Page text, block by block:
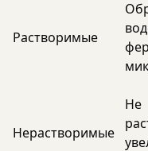
Растворимые
Нерастворимые
Не